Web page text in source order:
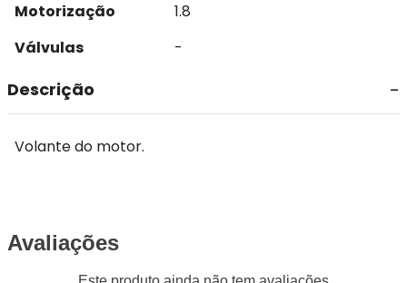
Motorização
1.8
Válvulas
-
Descrição
Volante do motor.
Avaliações